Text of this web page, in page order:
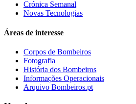
Crónica Semanal
Novas Tecnologias
Áreas de interesse
Corpos de Bombeiros
Fotografia
História dos Bombeiros
Informações Operacionais
Arquivo Bombeiros.pt